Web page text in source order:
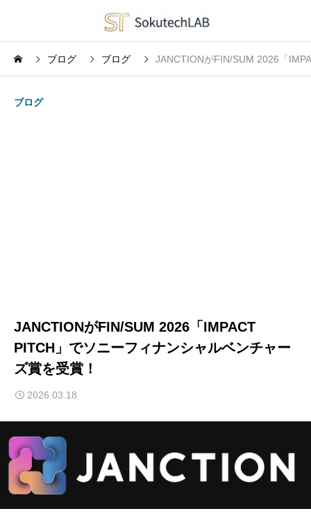
ブログ ブログ JANCTIONがFIN/SUM 2026「
ブログ
JANCTIONがFIN/SUM 2026「IMPACT
PITCH」でソニーフィナンシャルベンチャー
ズ賞を受賞！
2026.03.18